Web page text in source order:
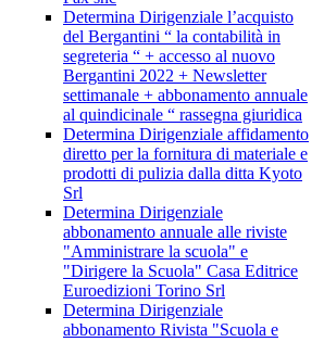
Determina Dirigenziale l’acquisto
del Bergantini “ la contabilità in
segreteria “ + accesso al nuovo
Bergantini 2022 + Newsletter
settimanale + abbonamento annuale
al quindicinale “ rassegna giuridica
Determina Dirigenziale affidamento
diretto per la fornitura di materiale e
prodotti di pulizia dalla ditta Kyoto
Srl
Determina Dirigenziale
abbonamento annuale alle riviste
"Amministrare la scuola" e
"Dirigere la Scuola" Casa Editrice
Euroedizioni Torino Srl
Determina Dirigenziale
abbonamento Rivista "Scuola e